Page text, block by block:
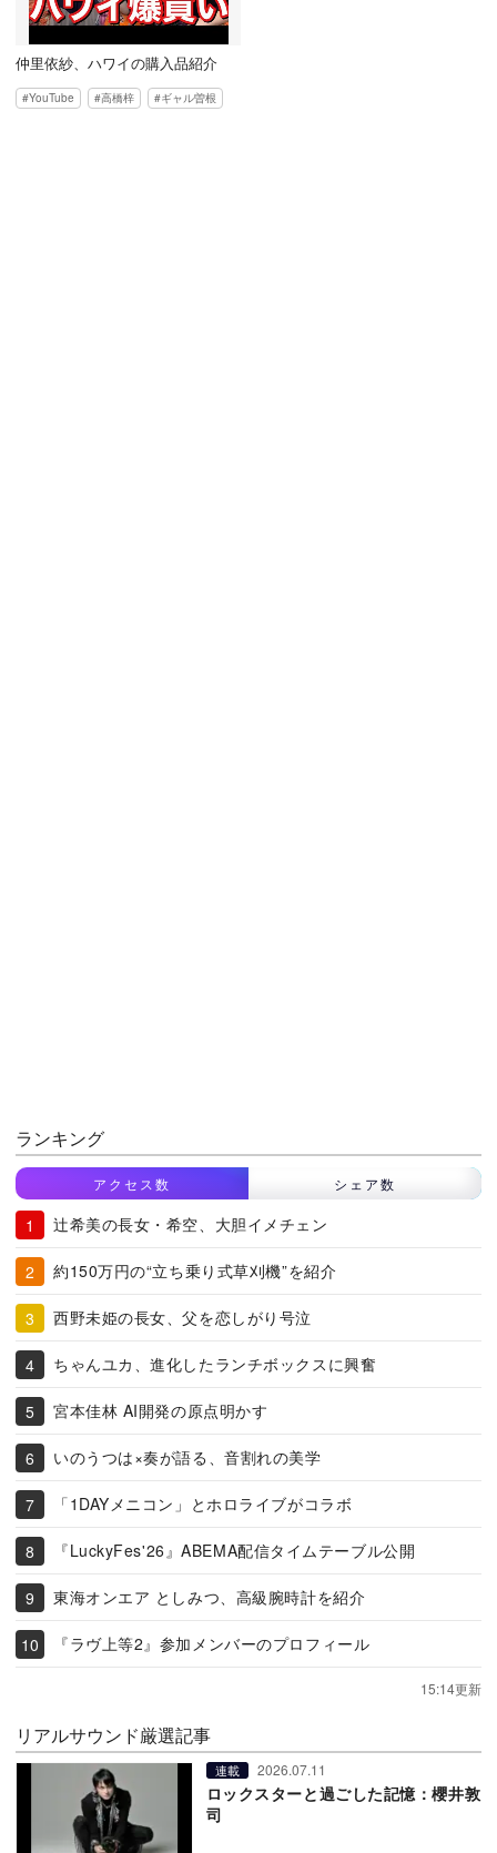
仲里依紗、ハワイの購入品紹介
YouTube 高橋梓 ギャル曽根
ランキング
アクセス数 シェア数
辻希美の長女・希空、大胆イメチェン
約150万円の“立ち乗り式草刈機”を紹介
西野未姫の長女、父を恋しがり号泣
ちゃんユカ、進化したランチボックスに興奮
宮本佳林 AI開発の原点明かす
いのうつは×奏が語る、音割れの美学
「1DAYメニコン」とホロライブがコラボ
『LuckyFes'26』ABEMA配信タイムテーブル公開
東海オンエア としみつ、高級腕時計を紹介
『ラヴ上等2』参加メンバーのプロフィール
15:14更新
リアルサウンド厳選記事
連載 2026.07.11
ロックスターと過ごした記憶：櫻井敦
司